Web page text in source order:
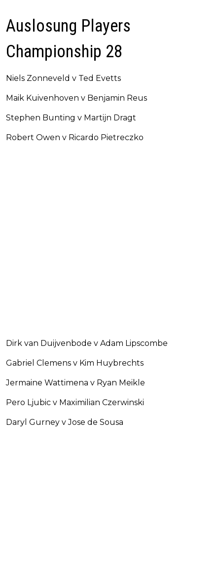
Auslosung Players
Championship 28
Niels Zonneveld v Ted Evetts
Maik Kuivenhoven v Benjamin Reus
Stephen Bunting v Martijn Dragt
Robert Owen v Ricardo Pietreczko
Dirk van Duijvenbode v Adam Lipscombe
Gabriel Clemens v Kim Huybrechts
Jermaine Wattimena v Ryan Meikle
Pero Ljubic v Maximilian Czerwinski
Daryl Gurney v Jose de Sousa